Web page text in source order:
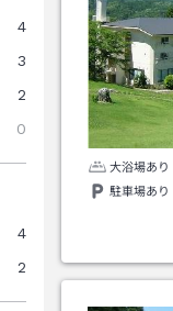
4
3
2
0
4
2
大浴場あり
駐車場あり